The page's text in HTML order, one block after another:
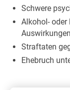
Schwere
Alkohol-
Auswirkungen
Straftaten
Ehebruch